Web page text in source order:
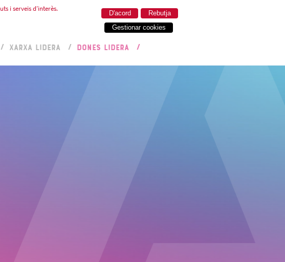
i serveis d’interès.
Rebutja
D'acord
Gestionar cookies
XARXA LIDERA DONES LIDERA